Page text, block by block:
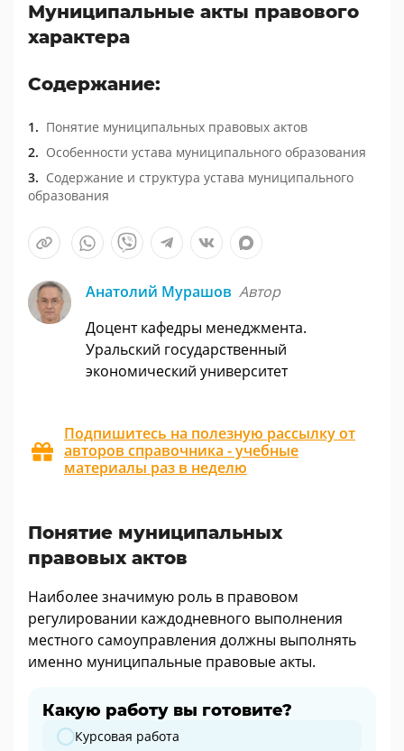
Муниципальные акты правового
характера
Содержание:
Понятие муниципальных правовых актов
Особенности устава муниципального образования
Содержание и структура устава муниципального
образования
Анатолий Мурашов Автор
Доцент кафедры менеджмента.
Уральский государственный
экономический университет
Подпишитесь на полезную рассылку от
авторов справочника - учебные
материалы раз в неделю
Понятие муниципальных
правовых актов
Наиболее значимую роль в правовом
регулировании каждодневного выполнения
местного самоуправления должны выполнять
именно муниципальные правовые акты.
Какую работу вы готовите?
Какую работу вы готовите?
Курсовая работа